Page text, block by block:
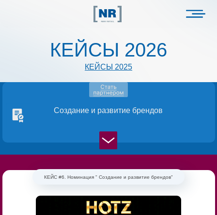
КЕЙСЫ 2025
КЕЙСЫ 2026
Создание и развитие брендов
КЕЙС #6. Номинация " Создание и развитие брендов"